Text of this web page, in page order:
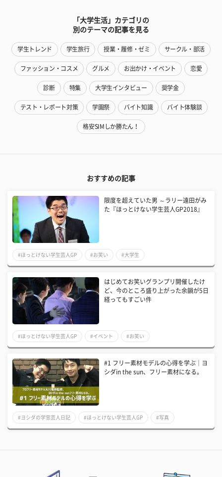
「大学生活」カテゴリの
別のテーマの記事を見る
学生トレンド 学生旅行 授業・履修・ゼミ サークル・部活
ファッション・コスメ グルメ お出かけ・イベント 恋愛
診断 特集 大学生インタビュー 奨学金
テスト・レポート対策 学園祭 バイト知識 バイト体験談
格安SIMしか勝たん！
おすすめの記事
限度を超えていた男 ～ラリー遠田がみ
た『ほっとけない学生芸人GP2018』
#ほっとけない学生芸人GP #お笑い #大学生
はじめてお笑いグランプリ開催したけ
ど、今のところ盛り上がった余韻が5日
経ってもすごい件
#ほっとけない学生芸人GP #イベント #お笑い
#1 フリー素材モデルの心得を学ぶ｜ヨ
シダin the sun、フリー素材になる。
#ヨシダの学窓芸人日記 #ほっとけない学生芸人GP #写真